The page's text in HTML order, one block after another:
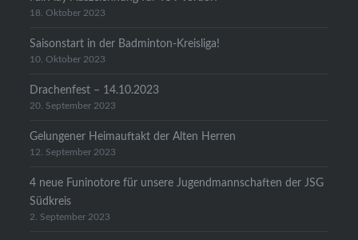
18. Oktober 2023
Saisonstart in der Badminton-Kreisliga!
10. Oktober 2023
Drachenfest – 14.10.2023
20. September 2023
Gelungener Heimauftakt der Alten Herren
12. September 2023
4 neue Funinotore für unsere Jugendmannschaften der JSG
Südkreis
2. September 2023